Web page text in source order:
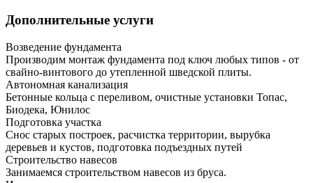
Дополнительные услуги
Возведение фундамента
Производим монтаж фундамента под ключ любых типов - от
свайно-винтового до утепленной шведской плиты.
Автономная канализация
Бетонные кольца с переливом, очистные установки Топас,
Биодека, Юнилос
Подготовка участка
Снос старых построек, расчистка территории, вырубка
деревьев и кустов, подготовка подъездных путей
Строительство навесов
Занимаемся строительством навесов из бруса.